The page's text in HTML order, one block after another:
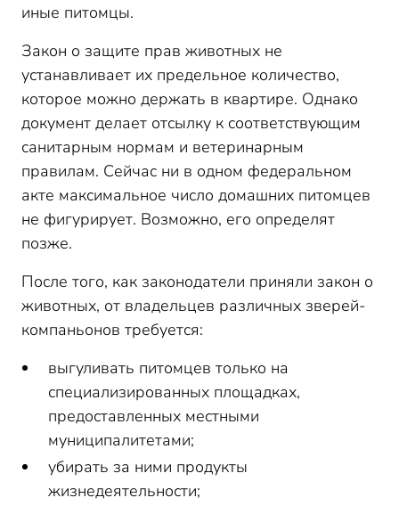
иные питомцы.
Закон о защите прав животных не
устанавливает их предельное количество,
которое можно держать в квартире. Однако
документ делает отсылку к соответствующим
санитарным нормам и ветеринарным
правилам. Сейчас ни в одном федеральном
акте максимальное число домашних питомцев
не фигурирует. Возможно, его определят
позже.
После того, как законодатели приняли закон о
животных, от владельцев различных зверей-
компаньонов требуется:
выгуливать питомцев только на
специализированных площадках,
предоставленных местными
муниципалитетами;
убирать за ними продукты
жизнедеятельности;